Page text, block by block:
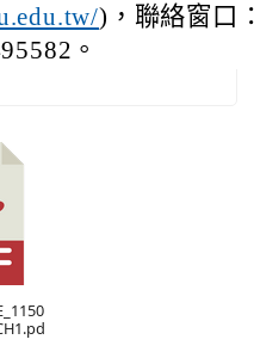
)，聯絡窗口
。